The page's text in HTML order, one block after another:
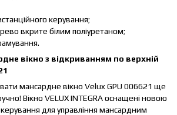
керування;
вкрите білим поліуретаном;
вікно з відкриванням по верхній
мансардне вікно Velux GPU 006621 ще
Вікно VELUX INTEGRA оснащені новою
для управління мансардним